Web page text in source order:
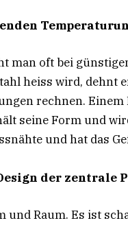
man oft bei
heiss wird, dehnt
rechnen.
seine Form und
und hat das
der zentrale
und Raum. Es ist